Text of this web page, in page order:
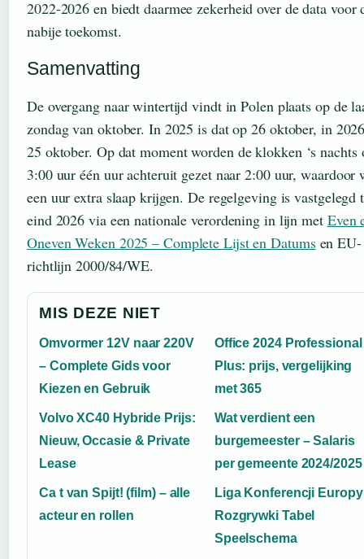
2022-2026 en biedt daarmee zekerheid over de data voor
nabije toekomst.
Samenvatting
De overgang naar wintertijd vindt in Polen plaats op de
zondag van oktober. In 2025 is dat op 26 oktober, in
25 oktober. Op dat moment worden de klokken ‘s nachts
3:00 uur één uur achteruit gezet naar 2:00 uur, waardoor
een uur extra slaap krijgen. De regelgeving is vastgelegd
eind 2026 via een nationale verordening in lijn met Even
Oneven Weken 2025 – Complete Lijst en Datumsen EU-
richtlijn 2000/84/WE.
MIS DEZE NIET
Omvormer 12V naar 220V
– Complete Gids voor
Kiezen en Gebruik
Office 2024 Professional
Plus: prijs, vergelijking
met 365
Volvo XC40 Hybride Prijs:
Nieuw, Occasie & Private
Lease
Wat verdient een
burgemeester – Salaris
per gemeente 2024/2025
Ca t van Spijt! (film) – alle
acteur en rollen
Liga Konferencji
Rozgrywki Tabel
Speelschema